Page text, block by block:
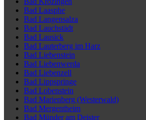
Bad Laasphe
Bad Langensalza
Bad Lauchstädt
Bad Lausick
Bad Lauterberg im Harz
Bad Liebenstein
Bad Liebenwerda
Bad Liebenzell
Bad Lippspringe
Bad Lobenstein
Bad Marienberg (Westerwald)
Bad Mergentheim
Bad Münder am Deister